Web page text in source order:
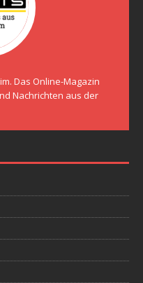
Das Online-Magazin
Nachrichten aus der